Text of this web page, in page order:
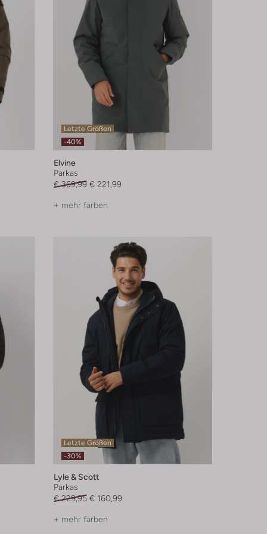
Letzte Größen
-40%
Elvine
Parkas
€ 369,99 € 221,99
+ mehr farben
Letzte Größen
-30%
Lyle & Scott
Parkas
€ 229,95 € 160,99
+ mehr farben